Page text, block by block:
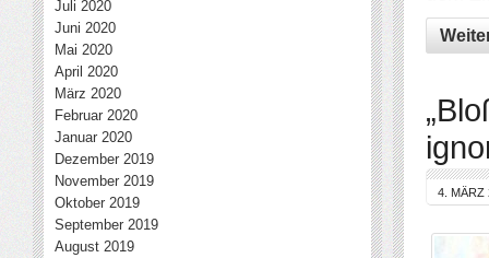
4. MÄRZ
Juli 2020
Juni 2020
Mai 2020
April 2020
März 2020
Februar 2020
Januar 2020
Dezember 2019
November 2019
Oktober 2019
September 2019
August 2019